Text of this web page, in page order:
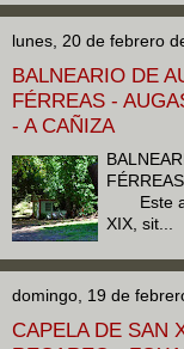
lunes, 20 de febrero
BALNEARIO DE
FÉRREAS -
- A CAÑIZA
Este
XIX, sit...
domingo, 19 de
CAPELA DE SAN